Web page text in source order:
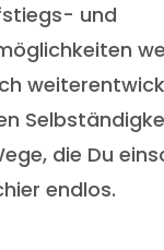
und
die Du
endlos.